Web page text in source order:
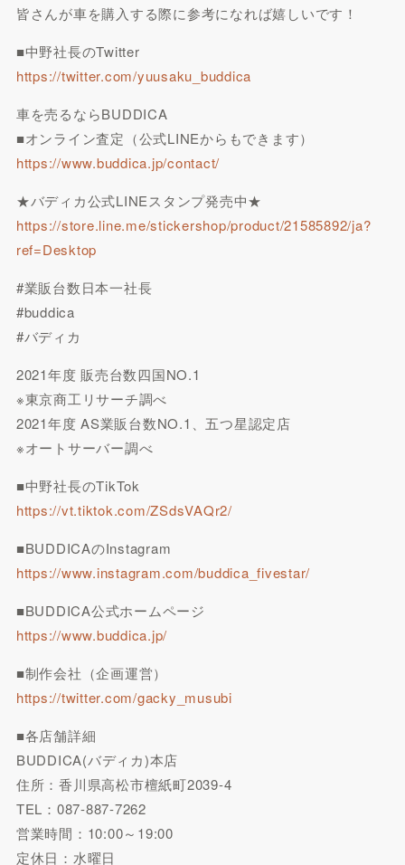
皆さんが車を購入する際に参考になれば嬉しいです！
■中野社長のTwitter
https://twitter.com/yuusaku_buddica
車を売るならBUDDICA
■オンライン査定（公式LINEからもできます）
https://www.buddica.jp/contact/
★バディカ公式LINEスタンプ発売中★
https://store.line.me/stickershop/product/21585892/ja?
ref=Desktop
#業販台数日本一社長
#buddica
#バディカ
2021年度 販売台数四国NO.1
※東京商工リサーチ調べ
2021年度 AS業販台数NO.1、五つ星認定店
※オートサーバー調べ
■中野社長のTikTok
https://vt.tiktok.com/ZSdsVAQr2/
■BUDDICAのInstagram
https://www.instagram.com/buddica_fivestar/
■BUDDICA公式ホームページ
https://www.buddica.jp/
■制作会社（企画運営）
https://twitter.com/gacky_musubi
■各店舗詳細
BUDDICA(バディカ)本店
住所：香川県高松市檀紙町2039-4
TEL：087-887-7262
営業時間：10:00～19:00
定休日：水曜日